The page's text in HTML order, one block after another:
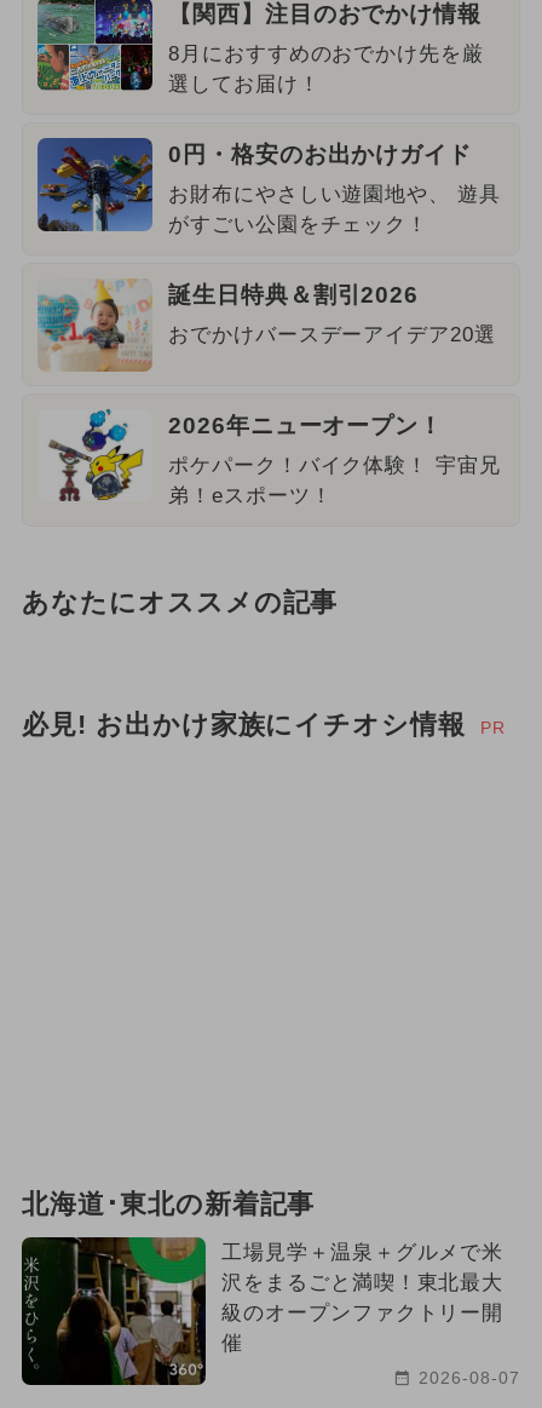
【関西】注目のおでかけ情報
8月におすすめのおでかけ先を厳
選してお届け！
0円・格安のお出かけガイド
お財布にやさしい遊園地や、 遊具
がすごい公園をチェック！
誕生日特典＆割引2026
おでかけバースデーアイデア20選
2026年ニューオープン！
ポケパーク！バイク体験！ 宇宙兄
弟！eスポーツ！
あなたにオススメの記事
必見! お出かけ家族にイチオシ情報 PR
北海道･東北の新着記事
工場見学＋温泉＋グルメで米
沢をまるごと満喫！東北最大
級のオープンファクトリー開
催
2026-08-07